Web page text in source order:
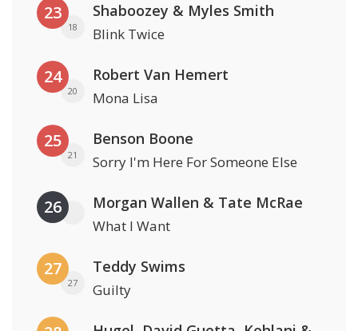
23
18
Shaboozey & Myles Smith
Blink Twice
24
20
Robert Van Hemert
Mona Lisa
25
21
Benson Boone
Sorry I'm Here For Someone Else
26 Morgan Wallen & Tate McRae
What I Want
27
27
Teddy Swims
Guilty